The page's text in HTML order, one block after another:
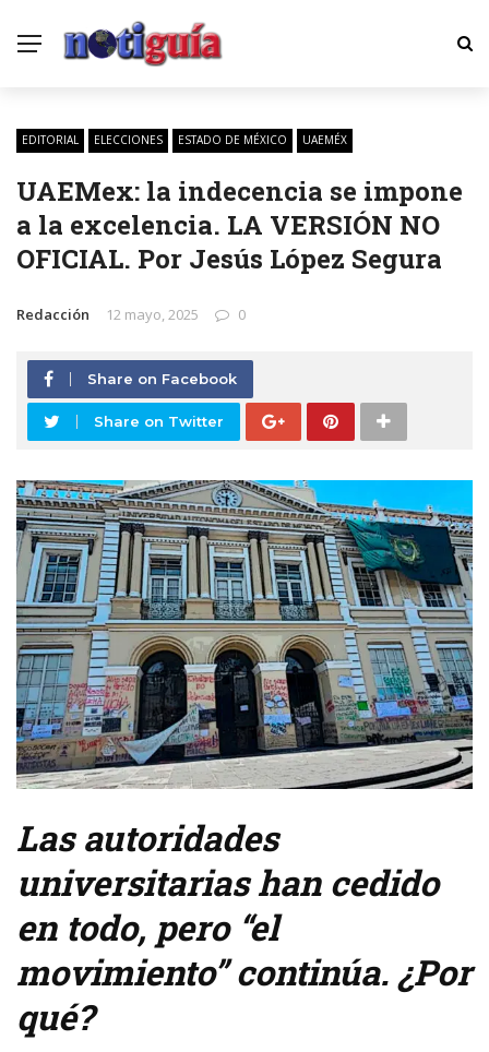
EDITORIAL ELECCIONES ESTADO DE MÉXICO UAEMÉX
UAEMex: la indecencia se impone
a la excelencia. LA VERSIÓN NO
OFICIAL. Por Jesús López Segura
Redacción 12 mayo, 2025 0
Share on Facebook
Share on Twitter
Las autoridades
universitarias han cedido
en todo, pero “el
movimiento” continúa. ¿Por
qué?